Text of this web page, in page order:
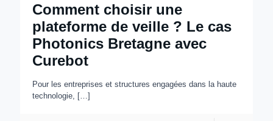
Comment choisir une
plateforme de veille ? Le cas
Photonics Bretagne avec
Curebot
Pour les entreprises et structures engagées dans la haute
technologie, […]